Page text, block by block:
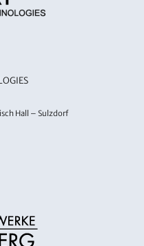
Hall – Sulzdorf